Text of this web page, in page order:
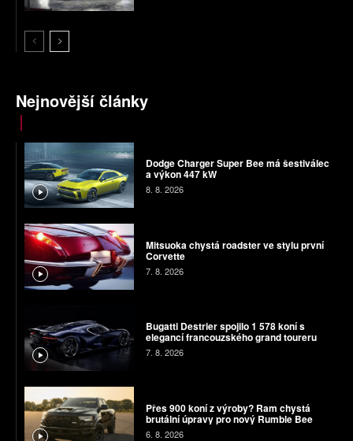
Nejnovější články
Dodge Charger Super Bee má šestiválec
a výkon 447 kW
8. 8. 2026
Mitsuoka chystá roadster ve stylu první
Corvette
7. 8. 2026
Bugatti Destrier spojilo 1 578 koní s
elegancí francouzského grand toureru
7. 8. 2026
Přes 900 koní z výroby? Ram chystá
brutální úpravy pro nový Rumble Bee
6. 8. 2026